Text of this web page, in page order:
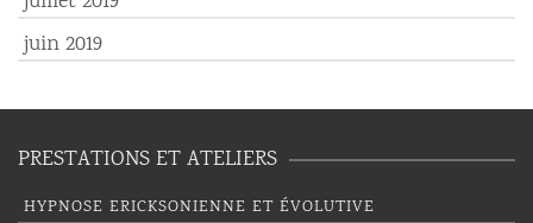
juin 2019
PRESTATIONS ET ATELIERS
HYPNOSE ERICKSONIENNE ET ÉVOLUTIVE